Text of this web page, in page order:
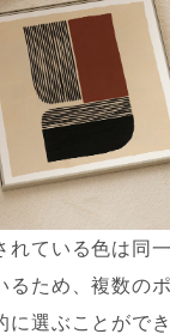
れている色は同
るため、複数の
に選ぶことがで